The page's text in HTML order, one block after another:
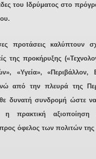
του Ιδρύματος στο
προτάσεις καλύπτουν
της προκήρυξης
«Υγεία», «Περιβάλλον,
από την πλευρά της
δυνατή συνδρομή ώστε να
η πρακτική αξιοποίηση
όφελος των πολιτών της